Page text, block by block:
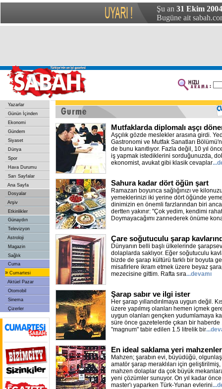
Şu an 31 Ekim
Bugüne ait
Yazarlar
Günün İçinden
Ekonomi
Gündem
Siyaset
Dünya
Spor
Hava Durumu
Sarı Sayfalar
Ana Sayfa
Dosyalar
Arşiv
Etkinlikler
Günaydın
Televizyon
Astroloji
Magazin
Sağlık
Cuma
» Cumartesi
Aktüel Pazar
Otomobil
Sinema
Çizerler
Mutfaklarda diplomalı aşçı
Aşçılık gözde meslekler arasına girdi.
Gastronomi ve Mutfak Sanatları
de bunu kanıtlıyor. Fazla değil, 10 yıl
iş yapmak istediklerini sorduğunuzda,
ekonomist, avukat gibi klasik cevaplar
Sahura kadar dört öğün şart
Ramazan boyunca sağlığınızı ve
yemeklerinizi iki yerine dört öğünde
dinimizin en önemli farzlarından biri
dertten yakınır: "Çok yedim, kendimi
Doymayacağımı zannederek önüme
Çare soğutuculu şarap
Dünyanın belli başlı ülkelerinde
dolaplarda saklıyor. Eğer soğutuculu
bizde de şarap kültürü farklı bir boyuta
misafirlere ikram etmek üzere beyaz
mezecisine gittim. Rafta sıra...devamı
Şarap sabır ve ilgi ister
Her şarap yıllandırılmaya uygun değil.
üzere yapılmış olanları hemen içmek
uygun olanları gençken yudumlamaya
süre önce gazetelerde çıkan bir haberde
"magnum" tabir edilen 1.5 litrelik bir
En ideal saklama yeri mahzenler
Mahzen; şarabın evi, büyüdüğü,
amatör şarap meraklıları için
mahzen dolaplar da çok büyük
yeni çözümler sunuyor. On yıl kadar
master'ı yaparken Türk-Yunan evlerini